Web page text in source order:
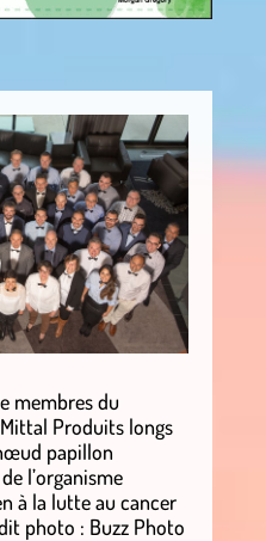
membres du
Produits longs
papillon
l’organisme
à la lutte au cancer
photo : Buzz Photo